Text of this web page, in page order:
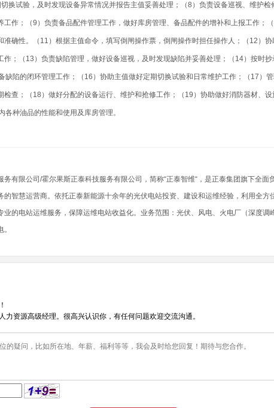
换试验，及时发现设备异常情况并报告主值妥善处理；（8）负责设备巡视、维护检
工作；（9）负责备品配件管理工作，做好库房管理、备品配件的增补和上报工作；
准确性。（11）根据主值命令，填写倒闸操作票，倒闸操作时担任操作人；（12）
作；（13）负责缺陷管理，做好设备巡视，及时发现缺陷并妥善处理；（14）按时
缺陷的闭环管理工作；（16）协助主值做好定期切换试验和日常维护工作；（17）
检查；（18）做好分配的设备运行、维护和抢修工作；（19）协助做好消防器材、
各种油品的性能和使用及库房管理。
务有限公司/霍尔果斯正泰科技服务有限公司，简称“正泰智维“，是正泰集团旗下全面
的智慧运营商。依托正泰新能源十余年的光伏电站投资、建设和运维经验，利用全方
业的电站运维服务，保障运维电站收益化。业务范围：光伏、风电、火电厂（深度调
力资源高级经理。很高兴认识你，有任何问题欢迎交流沟通。